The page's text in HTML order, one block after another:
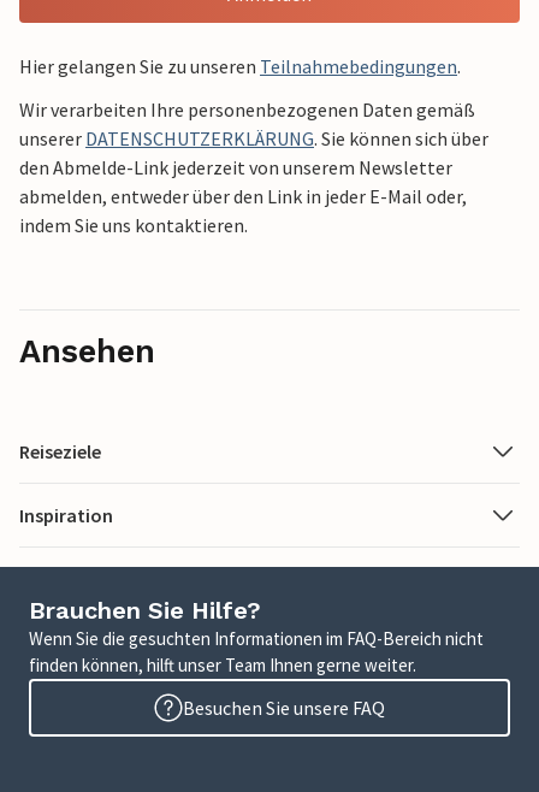
Hier gelangen Sie zu unseren Teilnahmebedingungen.
Wir verarbeiten Ihre personenbezogenen Daten gemäß
unserer DATENSCHUTZERKLÄRUNG. Sie können sich über
den Abmelde-Link jederzeit von unserem Newsletter
abmelden, entweder über den Link in jeder E-Mail oder,
indem Sie uns kontaktieren.
Ansehen
Reiseziele
Inspiration
Brauchen Sie Hilfe?
Wenn Sie die gesuchten Informationen im FAQ-Bereich nicht
finden können, hilft unser Team Ihnen gerne weiter.
Besuchen Sie unsere FAQ